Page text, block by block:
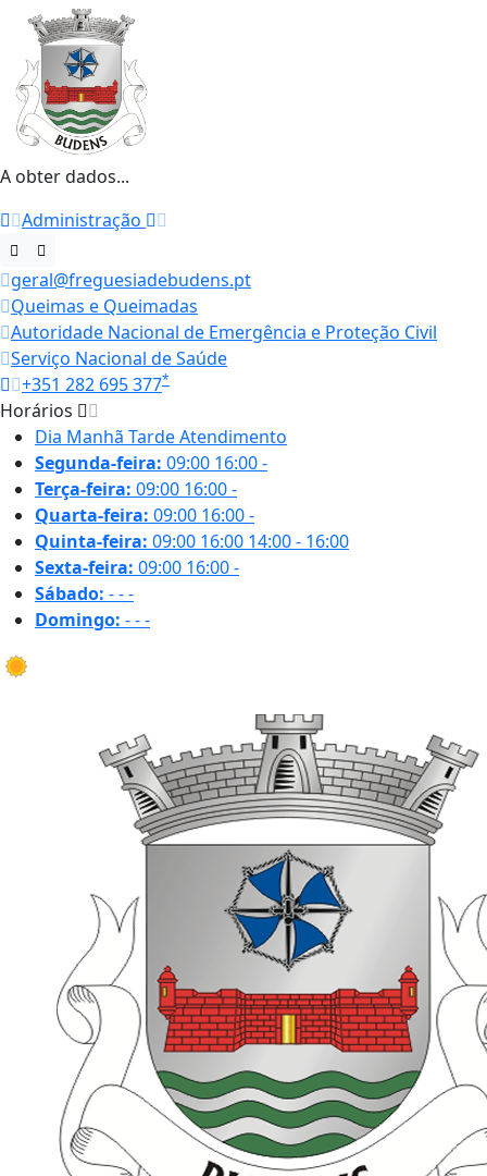
A obter dados...
Administração
geral@freguesiadebudens.pt
Queimas e Queimadas
Autoridade Nacional de Emergência e Proteção Civil
Serviço Nacional de Saúde
+351 282 695 377*
Horários
Dia Manhã TardeAtendimento
Segunda-feira: 09:00 16:00-
Terça-feira: 09:00 16:00-
Quarta-feira: 09:00 16:00-
Quinta-feira: 09:00 16:00 14:00 - 16:00
Sexta-feira: 09:00 16:00-
Sábado: ---
Domingo: ---